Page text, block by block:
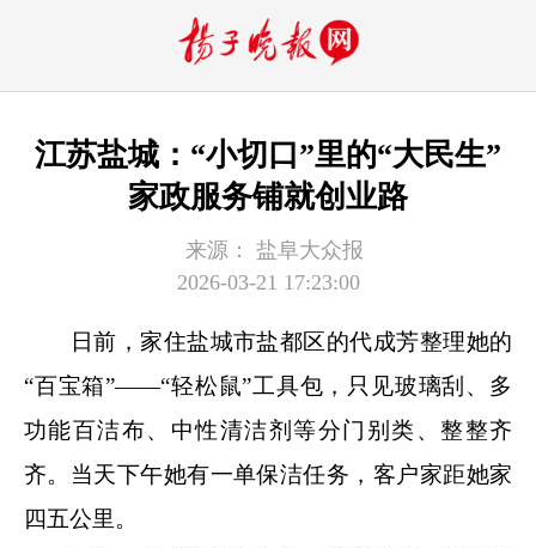
江苏盐城：“小切口”里的“大民生”
家政服务铺就创业路
来源：
盐阜大众报
2026-03-21 17:23:00
日前，家住盐城市盐都区的代成芳整理她的
“百宝箱”——“轻松鼠”工具包，只见玻璃刮、多
功能百洁布、中性清洁剂等分门别类、整整齐
齐。当天下午她有一单保洁任务，客户家距她家
四五公里。